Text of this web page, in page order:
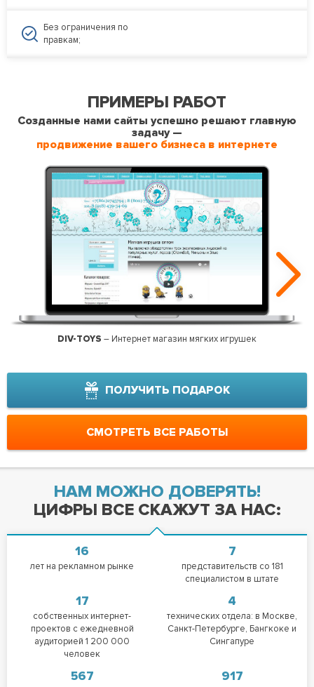
Без ограничения по
правкам;
ПРИМЕРЫ РАБОТ
Созданные нами сайты успешно решают главную
задачу —
продвижение вашего бизнеса в интернете
DIV-TOYS – Интернет магазин мягких игрушек
ПОЛУЧИТЬ ПОДАРОК
СМОТРЕТЬ ВСЕ РАБОТЫ
НАМ МОЖНО ДОВЕРЯТЬ!
ЦИФРЫ ВСЕ СКАЖУТ ЗА НАС:
16
лет на рекламном рынке
7
представительств со 181
специалистом в штате
17
собственных интернет-
проектов с ежедневной
аудиторией 1 200 000
человек
4
технических отдела: в Москве,
Санкт-Петербурге, Бангкоке и
Сингапуре
567 917